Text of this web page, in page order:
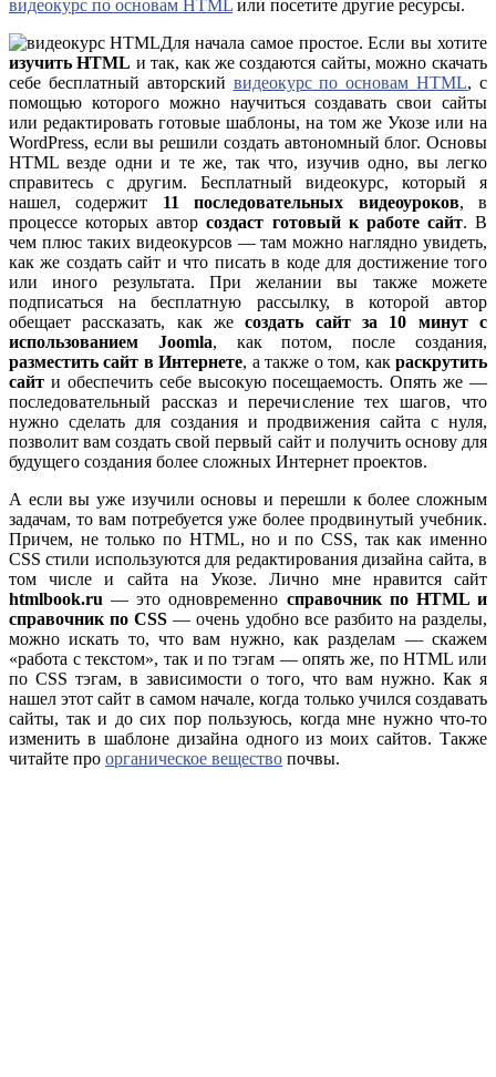
видеокурс по основам HTML или посетите другие ресурсы.
Для начала самое простое. Если вы хотите
изучить HTML и так, как же создаются сайты, можно скачать
себе бесплатный авторский видеокурс по основам HTML, с
помощью которого можно научиться создавать свои сайты
или редактировать готовые шаблоны, на том же Укозе или на
WordPress, если вы решили создать автономный блог. Основы
HTML везде одни и те же, так что, изучив одно, вы легко
справитесь с другим. Бесплатный видеокурс, который я
нашел, содержит 11 последовательных видеоуроков, в
процессе которых авторсоздаст готовый к работе сайт. В
чем плюс таких видеокурсов — там можно наглядно увидеть,
как же создать сайт и что писать в коде для достижение того
или иного результата. При желании вы также можете
подписаться на бесплатную рассылку, в которой автор
обещает рассказать, как жесоздать сайт за 10 минут с
использованием Joomla, как потом, после создания,
разместить сайт в Интернете, а также о том, какраскрутить
сайт и обеспечить себе высокую посещаемость. Опять же —
последовательный рассказ и перечисление тех шагов, что
нужно сделать для создания и продвижения сайта с нуля,
позволит вам создать свой первый сайт и получить основу для
будущего создания более сложных Интернет проектов.
А если вы уже изучили основы и перешли к более сложным
задачам, то вам потребуется уже более продвинутый учебник.
Причем, не только по HTML, но и по CSS, так как именно
CSS стили используются для редактирования дизайна сайта, в
том числе и сайта на Укозе. Лично мне нравится сайт
htmlbook.ru — это одновременно справочник по HTML и
справочник по CSS — очень удобно все разбито на разделы,
можно искать то, что вам нужно, как разделам — скажем
«работа с текстом», так и по тэгам — опять же, по HTML или
по CSS тэгам, в зависимости о того, что вам нужно. Как я
нашел этот сайт в самом начале, когда только учился создавать
сайты, так и до сих пор пользуюсь, когда мне нужно что-то
изменить в шаблоне дизайна одного из моих сайтов. Также
читайте про органическое вещество почвы.